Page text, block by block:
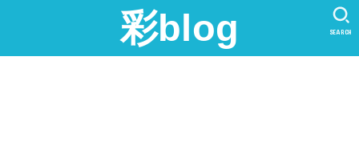
彩blog SEARCH